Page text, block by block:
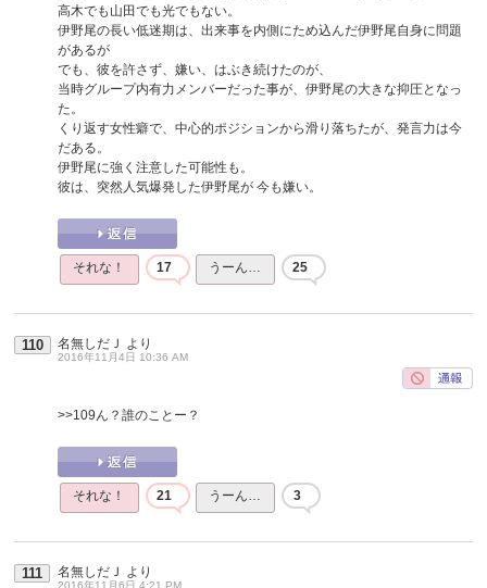
高木でも山田でも光でもない。
伊野尾の長い低迷期は、出来事を内側にため込んだ伊野尾自身に問題
があるが
でも、彼を許さず、嫌い、はぶき続けたのが、
当時グループ内有力メンバーだった事が、伊野尾の大きな抑圧となっ
た。
くり返す女性癖で、中心的ポジションから滑り落ちたが、発言力は今
だある。
伊野尾に強く注意した可能性も。
彼は、突然人気爆発した伊野尾が 今も嫌い。
それな！ 17 うーん… 25
110 名無しだＪ より
2016年11月4日 10:36 AM
>>109ん？誰のことー？
それな！ 21 うーん… 3
111 名無しだＪ より
2016年11月6日 4:21 PM